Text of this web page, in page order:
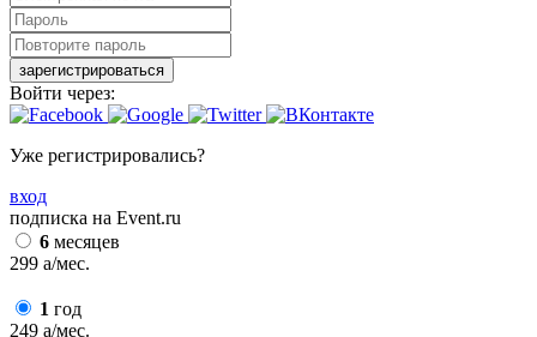
зарегистрироваться
Войти через:
Уже регистрировались?
вход
подписка на Event.ru
6 месяцев
299 a/мес.
1 год
249 a/мес.